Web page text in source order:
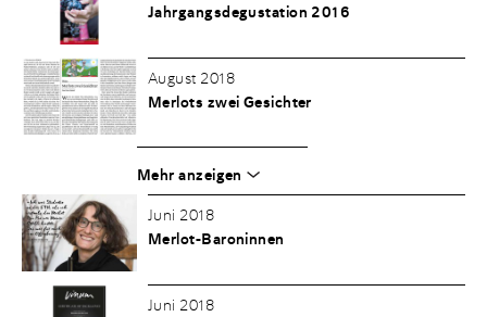
Jahrgangsdegustation 2016
August 2018
Merlots zwei Gesichter
Mehr anzeigen
Juni 2018
Merlot-Baroninnen
Juni 2018